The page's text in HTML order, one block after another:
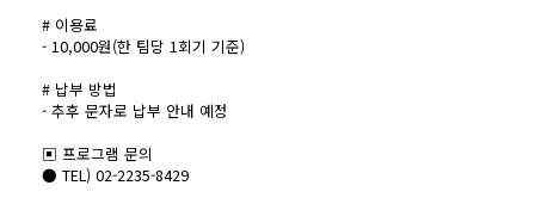
# 이용료
- 10,000원(한 팀당 1회기 기준)
# 납부 방법
- 추후 문자로 납부 안내 예정
▣ 프로그램 문의
● TEL) 02-2235-8429